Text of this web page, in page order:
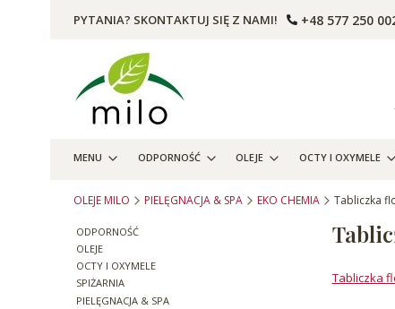
PYTANIA? SKONTAKTUJ SIĘ Z NAMI! +48 577 250
MENU ODPORNOŚĆ OLEJE OCTY I OXYMELE
OLEJE MILO PIELĘGNACJA & SPA EKO CHEMIA Tabliczka
ODPORNOŚĆ
OLEJE
OCTY I OXYMELE
SPIŻARNIA
PIELĘGNACJA & SPA
Tabliczka